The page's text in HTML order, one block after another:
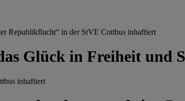
Republikflucht“ in der StVE Cottbus inhaftiert
Glück in Freiheit und
inhaftiert